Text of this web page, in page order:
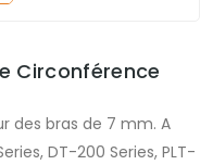
Circonférence
des bras de 7 mm. A
DT-200 Series, PLT-